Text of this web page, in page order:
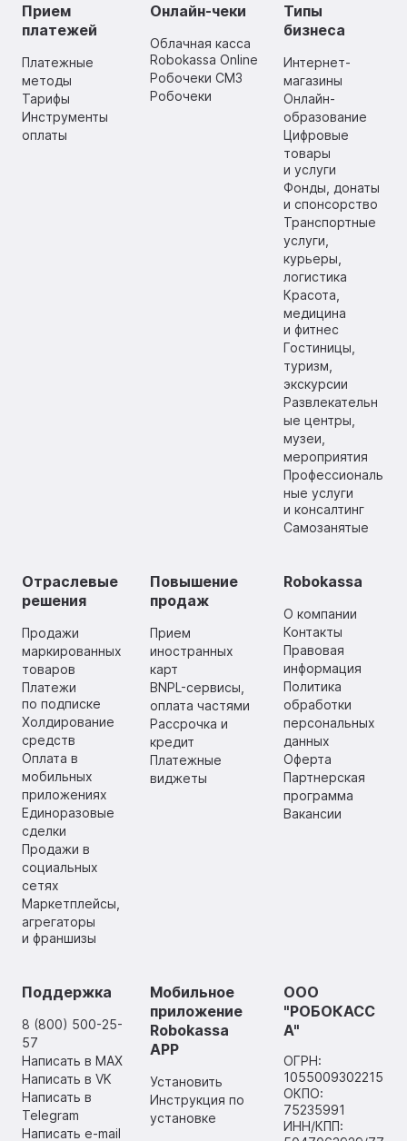
Прием
платежей
Платежные
методы
Тарифы
Инструменты
оплаты
Онлайн-чеки
Облачная касса
Robokassa Online
Робочеки СМЗ
Робочеки
Типы
бизнеса
Интернет-
магазины
Онлайн-
образование
Цифровые
товары
и услуги
Фонды, донаты
и спонсорство
Транспортные
услуги,
курьеры,
логистика
Красота,
медицина
и фитнес
Гостиницы,
туризм,
экскурсии
Развлекательн
ые центры,
музеи,
мероприятия
Профессиональ
ные услуги
и консалтинг
Самозанятые
Отраслевые
решения
Продажи
маркированных
товаров
Платежи
по подписке
Холдирование
средств
Оплата в
мобильных
приложениях
Единоразовые
сделки
Продажи в
социальных
сетях
Маркетплейсы,
агрегаторы
и франшизы
Повышение
продаж
Прием
иностранных
карт
BNPL-сервисы,
оплата частями
Рассрочка и
кредит
Платежные
виджеты
Robokassa
О компании
Контакты
Правовая
информация
Политика
обработки
персональных
данных
Оферта
Партнерская
программа
Вакансии
Поддержка
8 (800) 500-25-
57
Написать в MAX
Написать в VK
Написать в
Telegram
Написать e-mail
Мобильное
приложение
Robokassa
APP
Установить
Инструкция по
установке
ООО
"РОБОКАСС
А"
ОГРН:
1055009302215
ОКПО:
75235991
ИНН/КПП: